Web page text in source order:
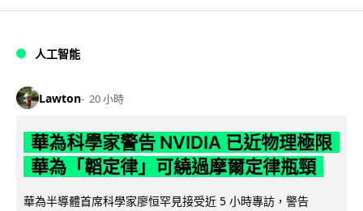
人工智能
Lawton 20 小時
華為科學家警告 NVIDIA 已近物理極限
華為「韜定律」可繞過摩爾定律瓶頸
華為半導體首席科學家廖恒罕見接受近 5 小時專訪，警告